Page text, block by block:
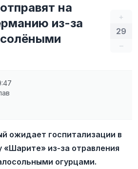
+
29
–
на
из-за
ожидает госпитализации в
«Шарите» из-за отравления
огурцами.